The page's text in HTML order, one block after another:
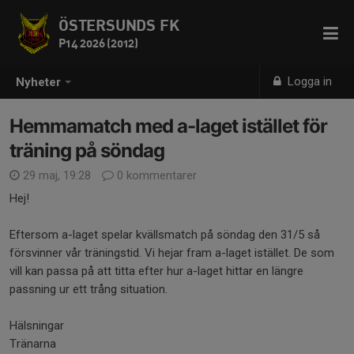
Nyheter Logga in
ÖSTERSUNDS FK
P14 2026 (2012)
Hemmamatch med a-laget istället för
träning på söndag
29 maj, 19:28
0 kommentarer
Hej!
Eftersom a-laget spelar kvällsmatch på söndag den 31/5 så
försvinner vår träningstid. Vi hejar fram a-laget istället. De som
vill kan passa på att titta efter hur a-laget hittar en längre
passning ur ett trång situation.
Hälsningar
Tränarna